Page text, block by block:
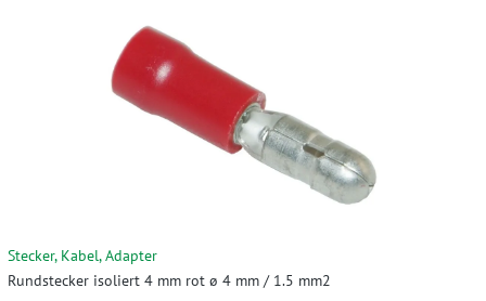
Stecker, Kabel, Adapter
Rundstecker isoliert 4 mm rot ø 4 mm / 1.5 mm2